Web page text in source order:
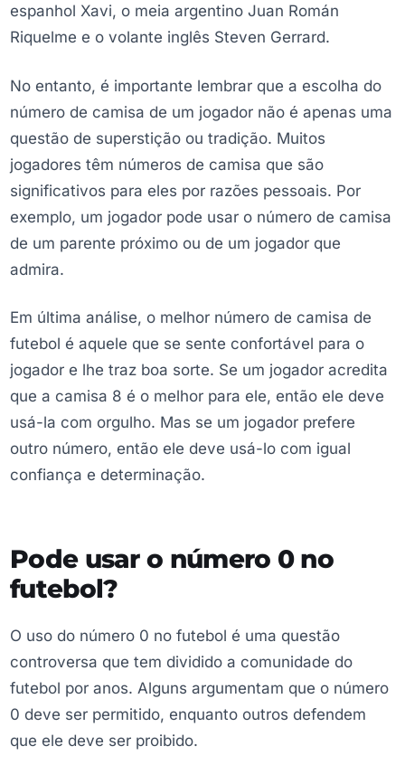
espanhol Xavi, o meia argentino Juan Román
Riquelme e o volante inglês Steven Gerrard.
No entanto, é importante lembrar que a escolha do
número de camisa de um jogador não é apenas uma
questão de superstição ou tradição. Muitos
jogadores têm números de camisa que são
significativos para eles por razões pessoais. Por
exemplo, um jogador pode usar o número de camisa
de um parente próximo ou de um jogador que
admira.
Em última análise, o melhor número de camisa de
futebol é aquele que se sente confortável para o
jogador e lhe traz boa sorte. Se um jogador acredita
que a camisa 8 é o melhor para ele, então ele deve
usá-la com orgulho. Mas se um jogador prefere
outro número, então ele deve usá-lo com igual
confiança e determinação.
Pode usar o número 0 no
futebol?
O uso do número 0 no futebol é uma questão
controversa que tem dividido a comunidade do
futebol por anos. Alguns argumentam que o número
0 deve ser permitido, enquanto outros defendem
que ele deve ser proibido.